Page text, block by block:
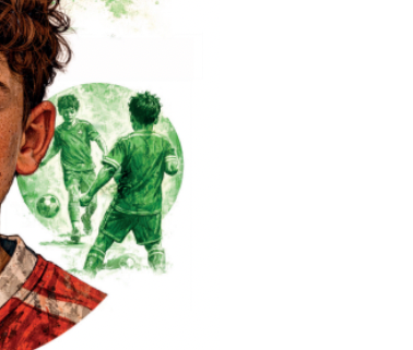
Olímpico Chileno (Santiago, Chile), en la Expo
Fútbol F11 (Santiago, Chile), en la Fundaçâo
Getulio Vargas (San Pablo, Brasil) y en la
Universidad de San Martín de Porres (Lima,
Perú).
Fue ganador del Premio Mercurio en la categoría
“Industria del Deporte” y del Gran Premio
Mercurio de Plata 2005 a la excelencia
profesional, otorgado por la Asociación Argentina
de Marketing por el caso “Reposicionamiento de
la Liga Nacional de Básquet”.